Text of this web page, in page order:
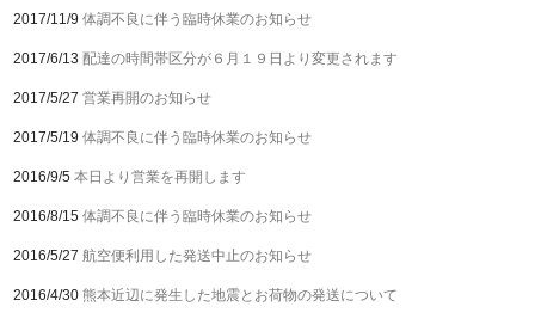
2017/11/9 体調不良に伴う臨時休業のお知らせ
2017/6/13 配達の時間帯区分が６月１９日より変更されます
2017/5/27 営業再開のお知らせ
2017/5/19 体調不良に伴う臨時休業のお知らせ
2016/9/5 本日より営業を再開します
2016/8/15 体調不良に伴う臨時休業のお知らせ
2016/5/27 航空便利用した発送中止のお知らせ
2016/4/30 熊本近辺に発生した地震とお荷物の発送について